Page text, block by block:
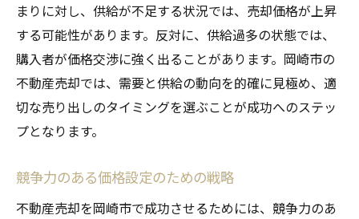
まりに対し、供給が不足する状況では、売却価格が上昇
する可能性があります。反対に、供給過多の状態では、
購入者が価格交渉に強く出ることがあります。岡崎市の
不動産売却では、需要と供給の動向を的確に見極め、適
切な売り出しのタイミングを選ぶことが成功へのステッ
プとなります。
競争力のある価格設定のための戦略
不動産売却を岡崎市で成功させるためには、競争力のあ